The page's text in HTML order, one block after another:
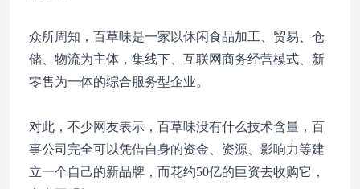
众所周知，百草味是一家以休闲食品加工、贸易、仓
储、物流为主体，集线下、互联网商务经营模式、新
零售为一体的综合服务型企业。
对此，不少网友表示，百草味没有什么技术含量，百
事公司完全可以凭借自身的资金、资源、影响力等建
立一个自己的新品牌，而花约50亿的巨资去收购它，